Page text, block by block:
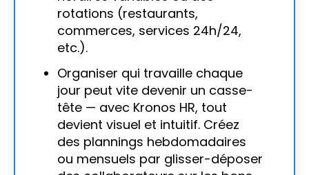
rotations (restaurants,
commerces, services 24h/24,
etc.).
Organiser qui travaille chaque
jour peut vite devenir un casse-
tête — avec Kronos HR, tout
devient visuel et intuitif. Créez
des plannings hebdomadaires
ou mensuels par glisser-déposer